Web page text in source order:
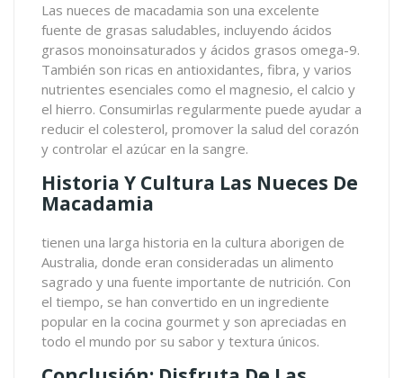
Las nueces de macadamia son una excelente
fuente de grasas saludables, incluyendo ácidos
grasos monoinsaturados y ácidos grasos omega-9.
También son ricas en antioxidantes, fibra, y varios
nutrientes esenciales como el magnesio, el calcio y
el hierro. Consumirlas regularmente puede ayudar a
reducir el colesterol, promover la salud del corazón
y controlar el azúcar en la sangre.
Historia Y Cultura Las Nueces De
Macadamia
tienen una larga historia en la cultura aborigen de
Australia, donde eran consideradas un alimento
sagrado y una fuente importante de nutrición. Con
el tiempo, se han convertido en un ingrediente
popular en la cocina gourmet y son apreciadas en
todo el mundo por su sabor y textura únicos.